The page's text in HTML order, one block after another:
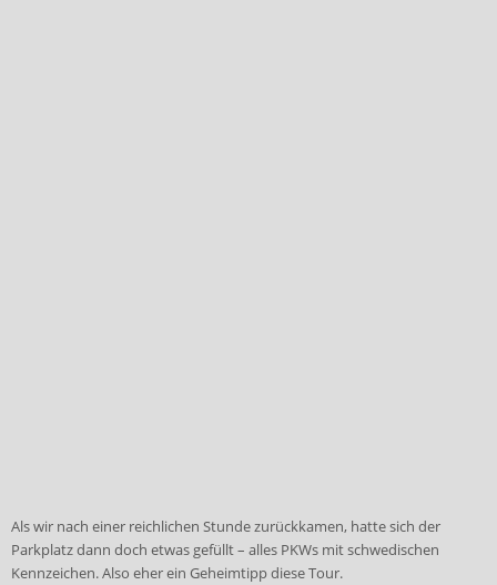
Als wir nach einer reichlichen Stunde zurückkamen, hatte sich der
Parkplatz dann doch etwas gefüllt – alles PKWs mit schwedischen
Kennzeichen. Also eher ein Geheimtipp diese Tour.